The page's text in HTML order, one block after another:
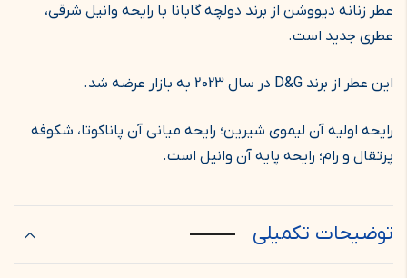
عطر زنانه دیووشن از برند دولچه گابانا با رایحه وانیل شرقی،
عطری جدید است.
این عطر از برند D&G در سال 2023 به بازار عرضه شد.
رایحه اولیه آن لیموی شیرین؛ رایحه میانی آن پاناکوتا، شکوفه
پرتقال و رام؛ رایحه پایه آن وانیل است.
توضیحات تکمیلی